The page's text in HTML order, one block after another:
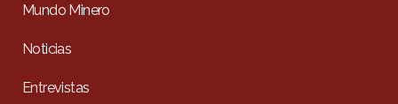
Mundo Minero
Noticias
Entrevistas